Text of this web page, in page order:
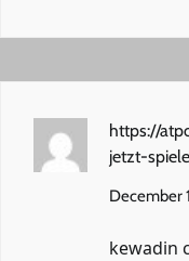
https://
jetzt-
December
kewadin